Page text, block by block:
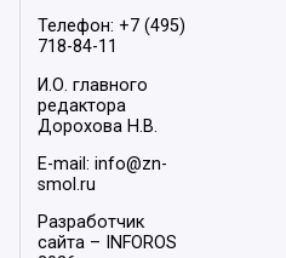
Телефон: +7 (495)
718-84-11
И.О. главного
редактора
Дорохова Н.В.
E-mail: info@zn-
smol.ru
Разработчик
сайта –
INFOROS